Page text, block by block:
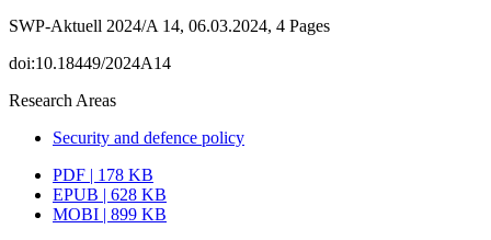
SWP-Aktuell 2024/A 14, 06.03.2024, 4 Pages
doi:10.18449/2024A14
Research Areas
Security and defence policy
PDF | 178 KB
EPUB | 628 KB
MOBI | 899 KB